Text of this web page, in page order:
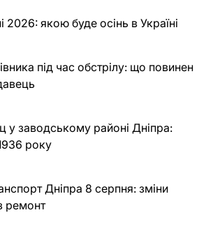
2026: якою буде осінь в Україні
під час обстрілу: що повинен
у заводському районі Дніпра:
року
Дніпра 8 серпня: зміни
ремонт